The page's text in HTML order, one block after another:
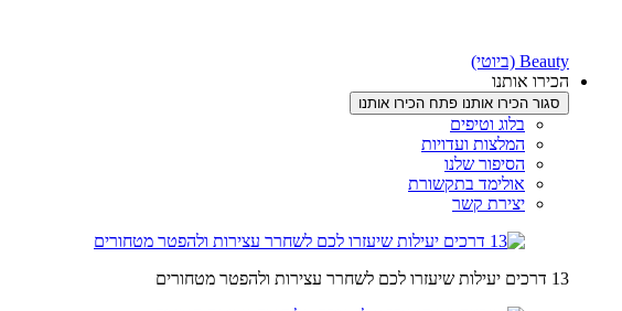
Beauty (ביוטי)
הכירו אותנו
סגור הכירו אותנו פתח הכירו אותנו
בלוג וטיפים
המלצות ועדויות
הסיפור שלנו
אולימד בתקשורת
יצירת קשר
13 דרכים יעילות שיעזרו לכם לשחרר עצירות ולהפטר מטחורים